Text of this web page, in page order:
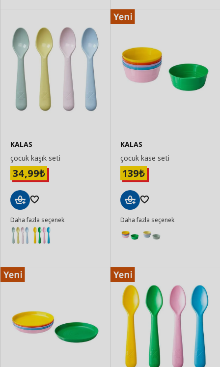
KALAS
çocuk kaşık seti
34,99₺
Ekle
Daha fazla seçenek
KALAS
çocuk kase seti
139₺
Ekle
Daha fazla seçenek